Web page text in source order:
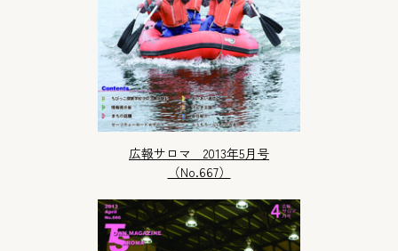
広報サロマ 2013年5月号
（No.667）